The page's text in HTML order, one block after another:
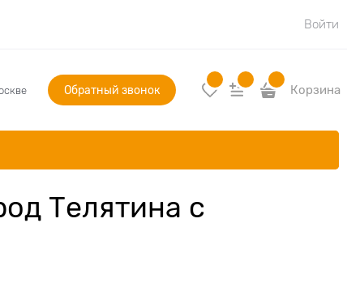
Войти
Обратный звонок Корзина
Телятина с